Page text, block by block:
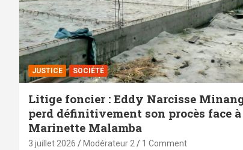
JUSTICE SOCIÉTÉ
Litige foncier : Eddy Narcisse
perd définitivement son procès face à
Marinette Malamba
3 juillet 2026 Modérateur 2 1 Comment